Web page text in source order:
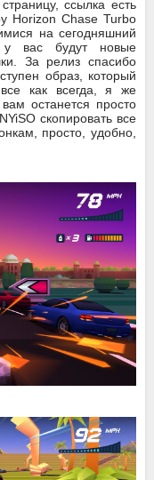
ссылка есть
Horizon Chase Turbo
на сегодняшний
у вас будут новые
За релиз спасибо
образ, который
как всегда, я же
останется просто
скопировать все
просто, удобно,